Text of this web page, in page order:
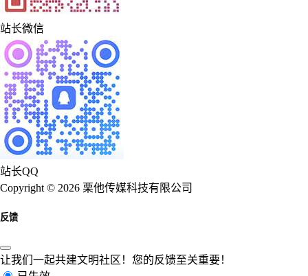
站长微信
站长QQ
Copyright © 2026 栗他传媒科技有限公司
反馈
让我们一起共建文明社区！您的反馈至关重要！